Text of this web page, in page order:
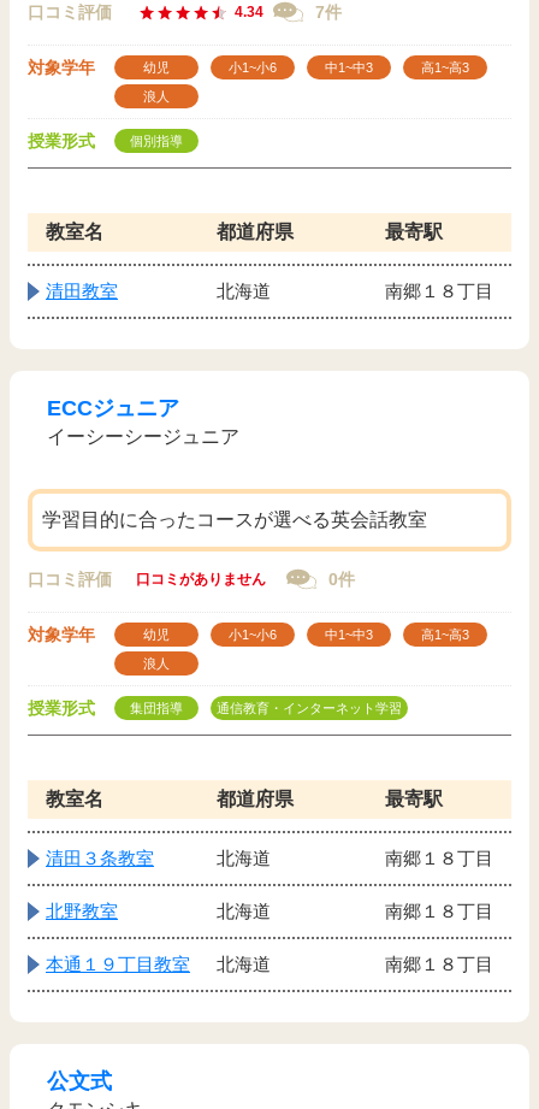
口コミ評価 4.34 7件
対象学年 幼児 小1~小6 中1~中3
高1~高3
浪人
授業形式 個別指導
教室名 都道府県 最寄駅
清田教室 北海道 南郷１８丁目
ECCジュニア
イーシーシージュニア
学習目的に合ったコースが選べる英会話教室
口コミ評価 口コミがありません 0件
対象学年 幼児 小1~小6 中1~中3
高1~高3
浪人
授業形式 集団指導 通信教育・インターネット学習
教室名 都道府県 最寄駅
清田３条教室 北海道 南郷１８丁目
北野教室 北海道 南郷１８丁目
本通１９丁目教室 北海道 南郷１８丁目
公文式